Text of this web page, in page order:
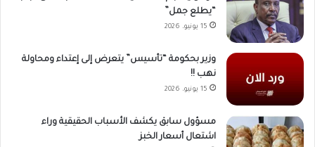
“يطلع جمل”
15 يونيو، 2026
وزير بحكومة “تأسيس” يتعرض إلى إعتداء ومحاولة
نهب !!
15 يونيو، 2026
مسؤول سابق يكشف الأسباب الحقيقية وراء
اشتعال أسعار الخبز